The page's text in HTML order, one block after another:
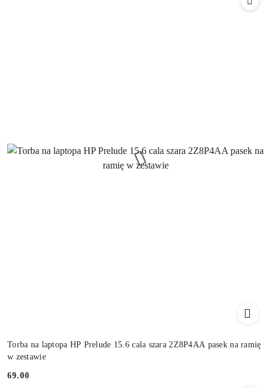
Torba na laptopa HP Prelude 15.6 cala szara 2Z8P4AA pasek na ramię
w zestawie
69.00